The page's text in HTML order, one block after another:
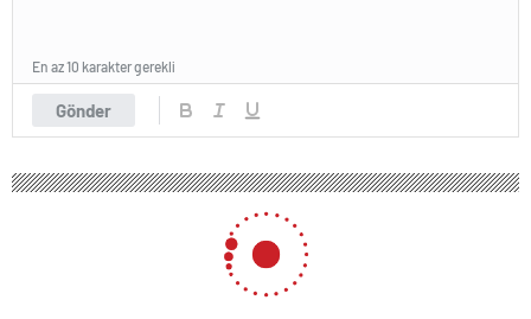
Gönder
En az 10 karakter gerekli